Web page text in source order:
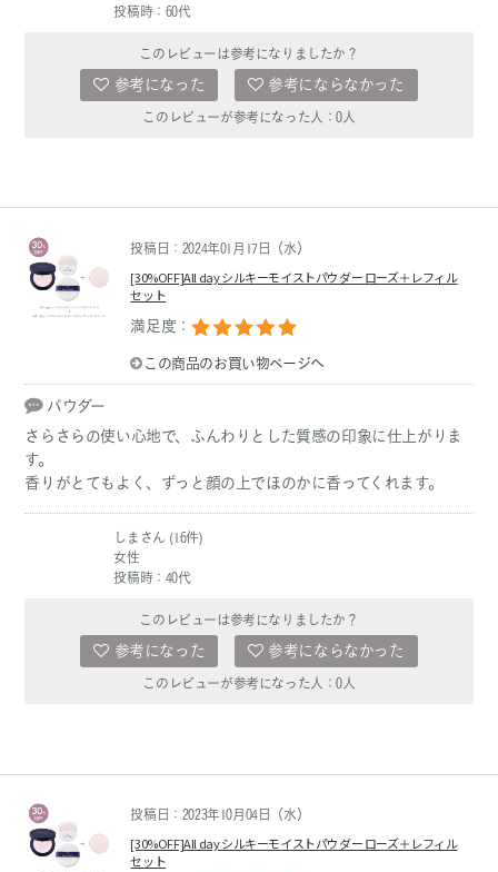
投稿時：60代
このレビューは参考になりましたか？
参考になった 参考にならなかった
このレビューが参考になった人：0 人
投稿日：2024年01月17日（水）
[30%OFF]All day シルキーモイストパウダー ローズ＋レフィル
セット
満足度：
この商品のお買い物ページへ
パウダー
さらさらの使い心地で、ふんわりとした質感の印象に仕上がりま
す。
香りがとてもよく、ずっと顔の上でほのかに香ってくれます。
しまさん (16件)
女性
投稿時：40代
このレビューは参考になりましたか？
参考になった 参考にならなかった
このレビューが参考になった人：0 人
投稿日：2023年10月04日（水）
[30%OFF]All day シルキーモイストパウダー ローズ＋レフィル
セット